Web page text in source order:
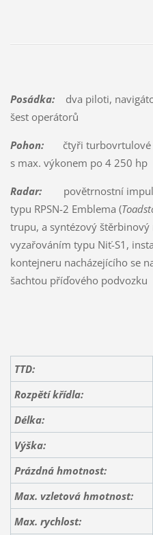
Posádka:dva piloti,
šest operátorů
Pohon:čtyři turbovrtulové
s max. výkonem po 4 250 hp
Radar:povětrnostní
typu RPSN-2 Emblema (
trupu, a syntézový
vyzařováním typu Niť-S1,
kontejneru nacházejícího se
šachtou příďového podvozku
TTD:
Rozpětí křídla:
Délka:
Výška:
Prázdná hmotnost:
Max. vzletová hmotnost:
Max. rychlost: